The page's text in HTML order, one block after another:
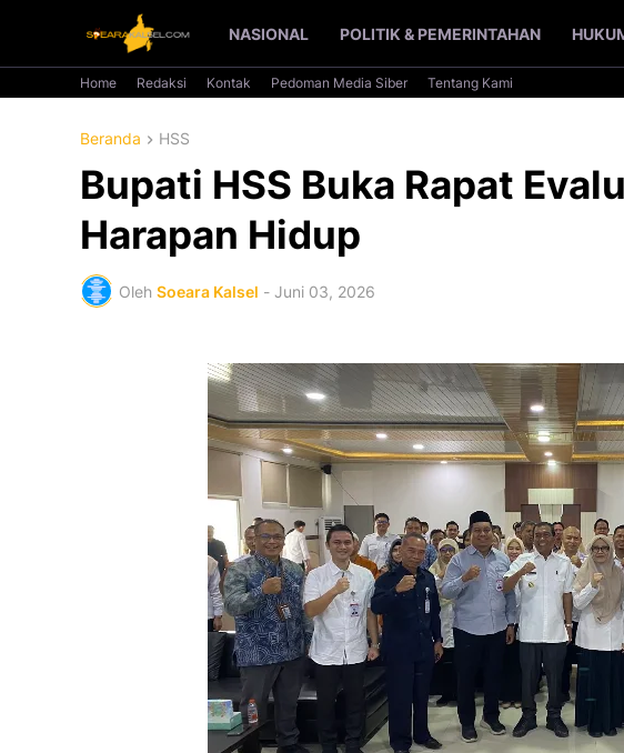
NASIONAL POLITIK & PEMERINTAHAN
Home Redaksi Kontak Pedoman Media Siber Tentang Kami
Beranda HSS
Bupati HSS Buka Rapat
Harapan Hidup
Oleh Soeara Kalsel - Juni 03, 2026